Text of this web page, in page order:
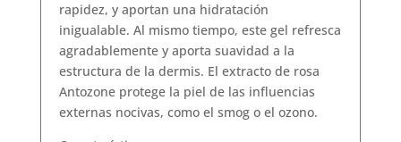
rapidez, y aportan una hidratación
inigualable. Al mismo tiempo, este gel refresca
agradablemente y aporta suavidad a la
estructura de la dermis. El extracto de rosa
Antozone protege la piel de las influencias
externas nocivas, como el smog o el ozono.